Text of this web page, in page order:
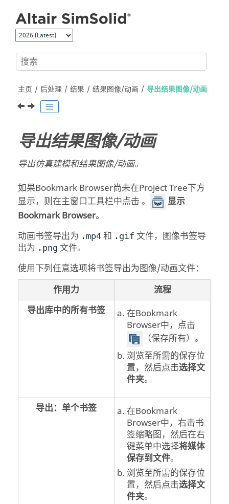
主页 后处理 结果 结果图像/动画 导出结果图像/动画
导出结果图像/动画
导出仿真建模和结果图像/动画。
如果Bookmark Browser尚未在Project Tree下方
显示，则在主窗口工具栏中点击 。
显示
Bookmark Browser。
动画书签导出为 .mp4 和 .gif 文件，图像书签导
出为 .png 文件。
使用下列任意选项将书签导出为图像/动画文件：
作用力
流程
导出库中的所有书签
在Bookmark
Browser中，点击
（保存所有）。
浏览至所需的保存位
置，然后点击选择文
件夹。
导出：单个书签 在Bookmark
Browser中，右击书
签缩略图，然后在右
键菜单中选择将媒体
保存到文件。
浏览至所需的保存位
置，然后点击选择文
件夹。